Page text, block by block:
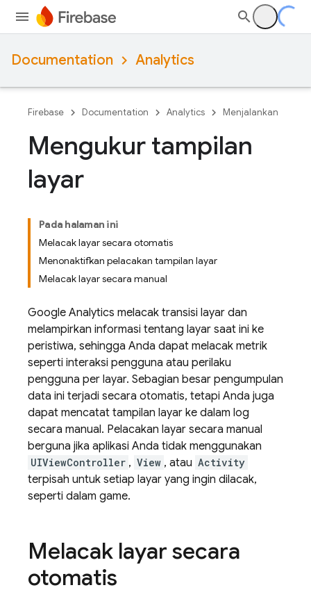
Documentation Analytics
Firebase Documentation Analytics Menjalankan
Mengukur tampilan
layar
Pada halaman ini
Melacak layar secara otomatis
Menonaktifkan pelacakan tampilan layar
Melacak layar secara manual
Google Analytics melacak transisi layar dan
melampirkan informasi tentang layar saat ini ke
peristiwa, sehingga Anda dapat melacak metrik
seperti interaksi pengguna atau perilaku
pengguna per layar. Sebagian besar pengumpulan
data ini terjadi secara otomatis, tetapi Anda juga
dapat mencatat tampilan layar ke dalam log
secara manual. Pelacakan layar secara manual
berguna jika aplikasi Anda tidak menggunakan
UIViewController , View , atau Activity
terpisah untuk setiap layar yang ingin dilacak,
seperti dalam game.
Melacak layar secara
otomatis